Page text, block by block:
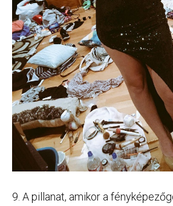
9. A pillanat, amikor a